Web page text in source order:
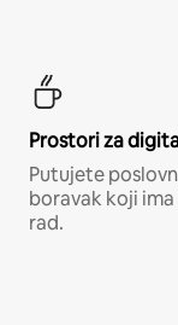
Prostori za
Putujete
boravak koji
rad.